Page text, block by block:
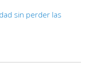
sin perder las